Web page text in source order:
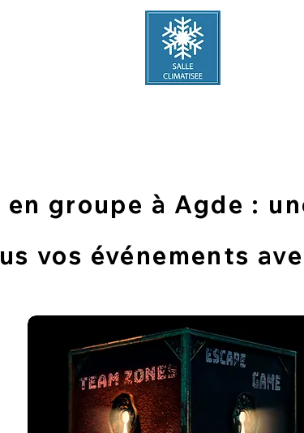
en groupe à Agde :
vos événements